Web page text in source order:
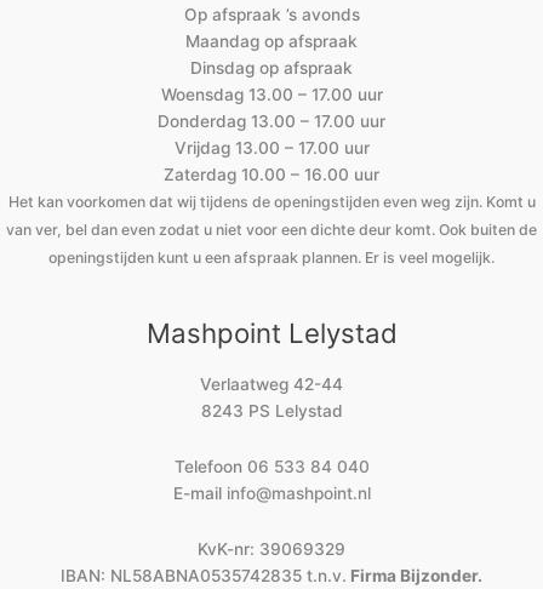
Op afspraak ’s avonds
Maandag op afspraak
Dinsdag op afspraak
Woensdag 13.00 – 17.00 uur
Donderdag 13.00 – 17.00 uur
Vrijdag 13.00 – 17.00 uur
Zaterdag 10.00 – 16.00 uur
Het kan voorkomen dat wij tijdens de openingstijden even weg zijn. Komt u
van ver, bel dan even zodat u niet voor een dichte deur komt. Ook buiten de
openingstijden kunt u een afspraak plannen. Er is veel mogelijk.
Mashpoint Lelystad
Verlaatweg 42-44
8243 PS Lelystad
Telefoon 06 533 84 040
E-mail info@mashpoint.nl
KvK-nr: 39069329
IBAN: NL58ABNA0535742835 t.n.v. Firma Bijzonder.